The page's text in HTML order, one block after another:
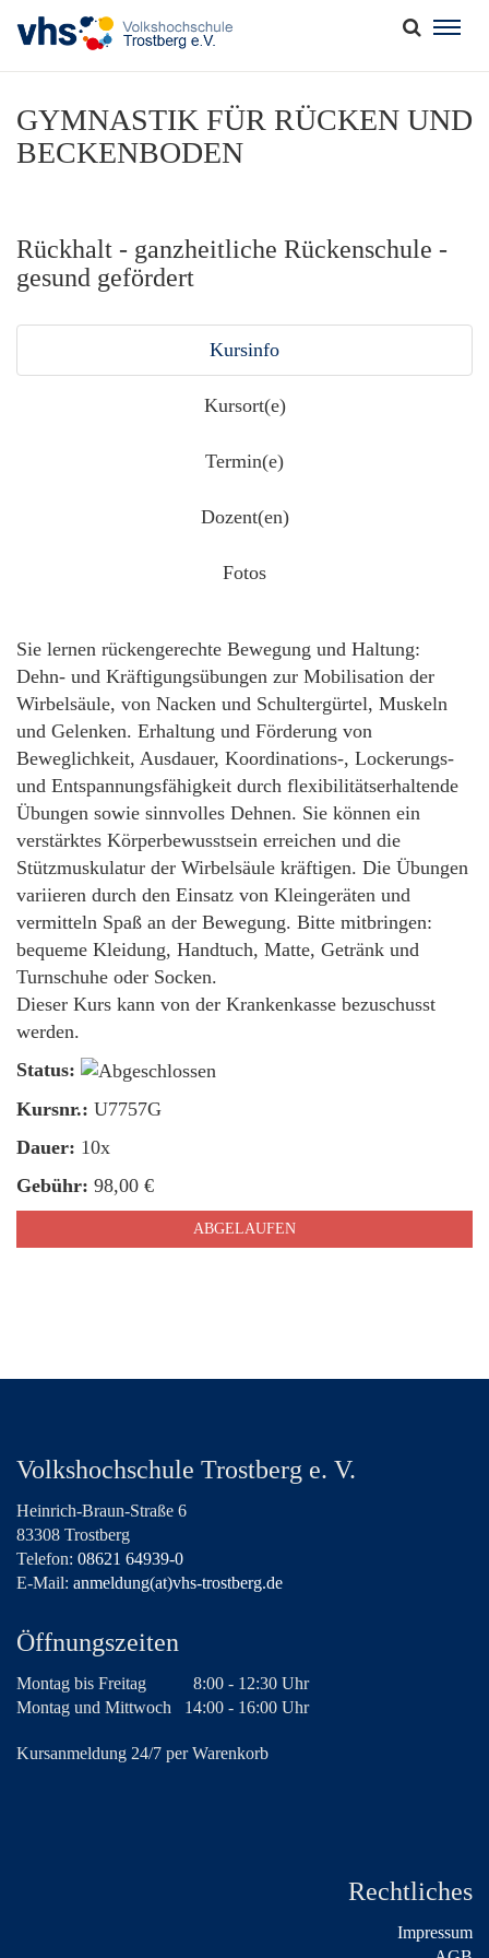
GYMNASTIK FÜR RÜCKEN UND
BECKENBODEN
Rückhalt - ganzheitliche Rückenschule -
gesund gefördert
Kursinfo
Kursort(e)
Termin(e)
Dozent(en)
Fotos
Sie lernen rückengerechte Bewegung und Haltung:
Dehn- und Kräftigungsübungen zur Mobilisation der
Wirbelsäule, von Nacken und Schultergürtel, Muskeln
und Gelenken. Erhaltung und Förderung von
Beweglichkeit, Ausdauer, Koordinations-, Lockerungs-
und Entspannungsfähigkeit durch flexibilitätserhaltende
Übungen sowie sinnvolles Dehnen. Sie können ein
verstärktes Körperbewusstsein erreichen und die
Stützmuskulatur der Wirbelsäule kräftigen. Die Übungen
variieren durch den Einsatz von Kleingeräten und
vermitteln Spaß an der Bewegung. Bitte mitbringen:
bequeme Kleidung, Handtuch, Matte, Getränk und
Turnschuhe oder Socken.
Dieser Kurs kann von der Krankenkasse bezuschusst
werden.
Status:
Kursnr.: U7757G
Dauer: 10x
Gebühr: 98,00 €
ABGELAUFEN
Volkshochschule Trostberg e. V.
Heinrich-Braun-Straße 6
83308 Trostberg
Telefon: 08621 64939-0
E-Mail: anmeldung(at)vhs-trostberg.de
Öffnungszeiten
Montag bis Freitag
8:00 - 12:30 Uhr
Montag und Mittwoch 14:00 - 16:00 Uhr
Kursanmeldung 24/7 per Warenkorb
Rechtliches
Impressum